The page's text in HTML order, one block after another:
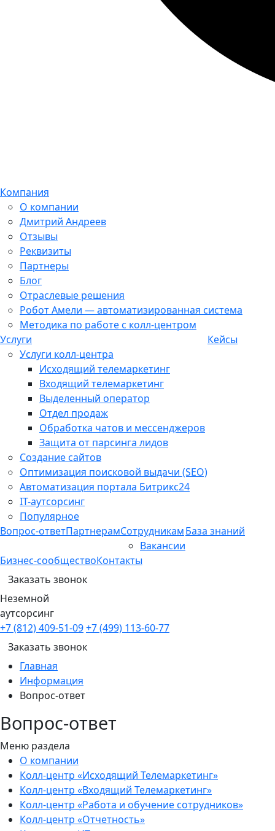
Компания
О компании
Дмитрий Андреев
Отзывы
Реквизиты
Партнеры
Блог
Отраслевые решения
Робот Амели — автоматизированная система
Методика по работе с колл-центром
Услуги
Услуги колл-центра
Исходящий телемаркетинг
Входящий телемаркетинг
Выделенный оператор
Отдел продаж
Обработка чатов и мессенджеров
Защита от парсинга лидов
Создание сайтов
Оптимизация поисковой выдачи (SEO)
Автоматизация портала Битрикс24
IT-аутсорсинг
Популярное
Кейсы
Вопрос-ответПартнерамСотрудникам
Вакансии
База знаний
Бизнес-сообществоКонтакты
Заказать звонок
Неземной
аутсорсинг
+7 (812) 409-51-09+7 (499) 113-60-77
Заказать звонок
Главная
Информация
Вопрос-ответ
Вопрос-ответ
Меню раздела
О компании
Колл-центр «Исходящий Телемаркетинг»
Колл-центр «Входящий Телемаркетинг»
Колл-центр «Работа и обучение сотрудников»
Колл-центр «Отчетность»